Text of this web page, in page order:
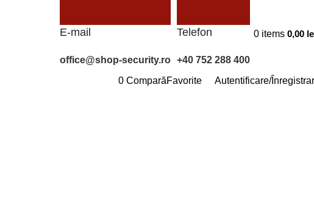
E-mail
office@shop-security.ro
Telefon
+40 752 288 400
0 items 0,00
0 ComparăFavorite
Autentificare/